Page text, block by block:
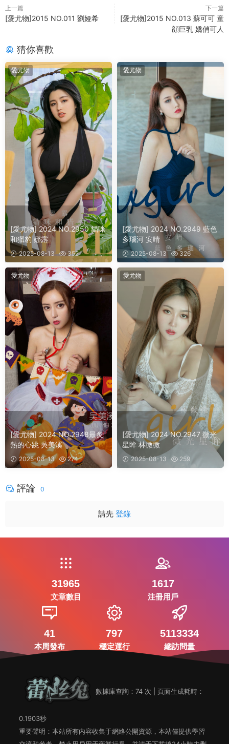
上一篇
[愛尤物]2015 NO.011 劉娅希
下一篇
[愛尤物]2015 NO.013 蘇可可 童
顔巨乳 嬌俏可人
猜你喜歡
愛尤物
[愛尤物] 2024 NO.2950 貓咪
和獵豹 娜露
2025-08-13 352
愛尤物
[愛尤物] 2024 NO.2949 藍色
多瑙河 安晴
2025-08-13 326
愛尤物
[愛尤物] 2024 NO.2948最炙
熱的心跳 吳美溪
2025-08-13 274
愛尤物
[愛尤物] 2024 NO.2947 微光
星眸 林微微
2025-08-13 259
評論 0
請先 登錄
31965
文章數目
1617
注冊用戶
41
本周發布
797
穩定運行
5113334
總訪問量
數據庫查詢：74 次 | 頁面生成耗時：
0.1903秒
重要聲明：本站所有内容收集于網絡公開資源，本站僅提供學習